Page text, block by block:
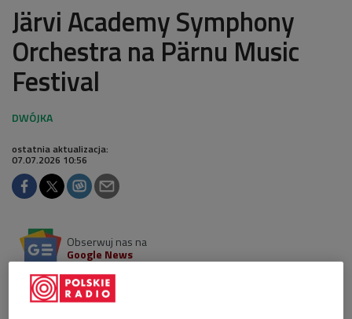
Järvi Academy Symphony
Orchestra na Pärnu Music
Festival
ostatnia aktualizacja:
07.07.2026 10:56
Obserwuj nas na
Google News
W programie koncertu Järvi Academy Symphony
Orchestra pod dyrekcją Neeme Järviego znalazły się